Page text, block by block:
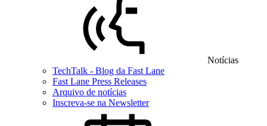
Notícias
TechTalk - Blog da Fast Lane
Fast Lane Press Releases
Arquivo de notícias
Inscreva-se na Newsletter